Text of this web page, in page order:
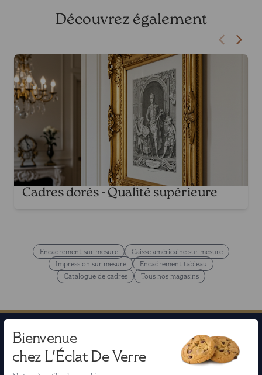
Bienvenue
chez L'Éclat De Verre
Découvrez également
Cadres dorés - Qualité supérieure
Encadrement sur mesure
Caisse américaine sur mesure
Impression sur mesure
Encadrement tableau
Catalogue de cadres
Tous nos magasins